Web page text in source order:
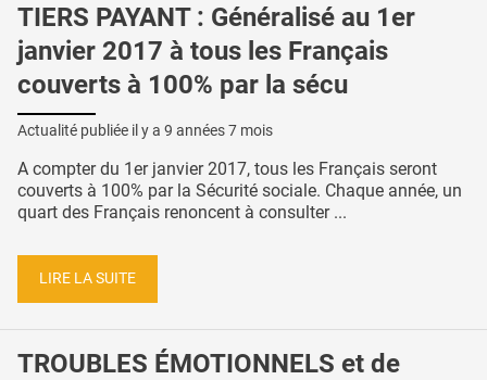
TIERS PAYANT : Généralisé au 1er
janvier 2017 à tous les Français
couverts à 100% par la sécu
Actualité publiée il y a 9 années 7 mois
A compter du 1er janvier 2017, tous les Français seront
couverts à 100% par la Sécurité sociale. Chaque année, un
quart des Français renoncent à consulter ...
LIRE LA SUITE
TROUBLES ÉMOTIONNELS et de